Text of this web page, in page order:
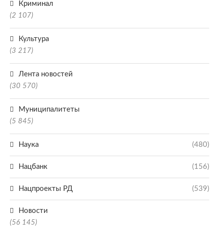
Криминал
(2 107)
Культура
(3 217)
Лента новостей
(30 570)
Муниципалитеты
(5 845)
Наука (480)
Нацбанк (156)
Нацпроекты РД (539)
Новости
(56 145)